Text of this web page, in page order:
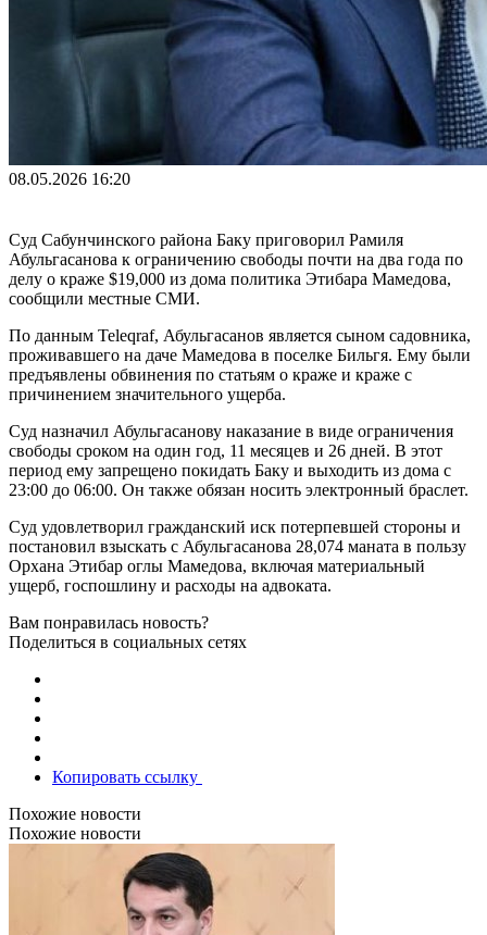
08.05.2026 16:20
Суд Сабунчинского района Баку приговорил Рамиля
Абульгасанова к ограничению свободы почти на два года по
делу о краже $19,000 из дома политика Этибара Мамедова,
сообщили местные СМИ.
По данным Teleqraf, Абульгасанов является сыном садовника,
проживавшего на даче Мамедова в поселке Бильгя. Ему были
предъявлены обвинения по статьям о краже и краже с
причинением значительного ущерба.
Суд назначил Абульгасанову наказание в виде ограничения
свободы сроком на один год, 11 месяцев и 26 дней. В этот
период ему запрещено покидать Баку и выходить из дома с
23:00 до 06:00. Он также обязан носить электронный браслет.
Суд удовлетворил гражданский иск потерпевшей стороны и
постановил взыскать с Абульгасанова 28,074 маната в пользу
Орхана Этибар оглы Мамедова, включая материальный
ущерб, госпошлину и расходы на адвоката.
Вам понравилась новость?
Поделиться в социальных сетях
Копировать ссылку
Похожие новости
Похожие новости